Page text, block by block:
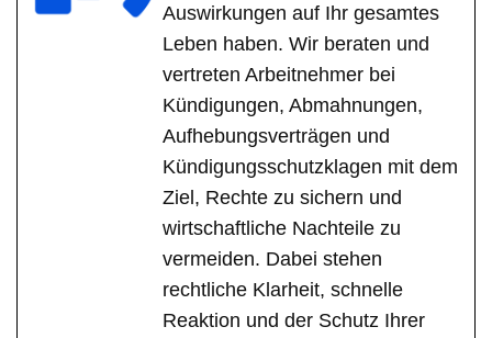
Auswirkungen auf Ihr gesamtes
Leben haben. Wir beraten und
vertreten Arbeitnehmer bei
Kündigungen, Abmahnungen,
Aufhebungsverträgen und
Kündigungsschutzklagen mit dem
Ziel, Rechte zu sichern und
wirtschaftliche Nachteile zu
vermeiden. Dabei stehen
rechtliche Klarheit, schnelle
Reaktion und der Schutz Ihrer